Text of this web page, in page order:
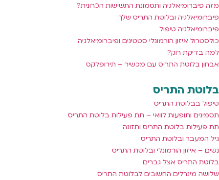
מזה פיברומיאלגיה ותסמונת התשישות הכרונית?
פיברומיאלגיה ובלוטת התריס שלך
פיברומיאלגיה טיפול
כולסטרול איזון הורמונלי סטטינים ופיברומיאלגיה
למה בדיקת רוק?
אבחון בלוטת התריס עם מכשיר – תירופלקס
בלוטת התריס
טיפול בבלוטת התריס
תסמינים ותופעות לוואי – תת פעילות בלוטת התריס
תת פעילות בלוטת התריס ותזונה
גיל המעבר ובלוטת התריס
נשים – איזון הורמונלי ובלוטת התריס
בלוטת התריס אצל גברים
שלושה מינרלים החשובים לבלוטת התריס